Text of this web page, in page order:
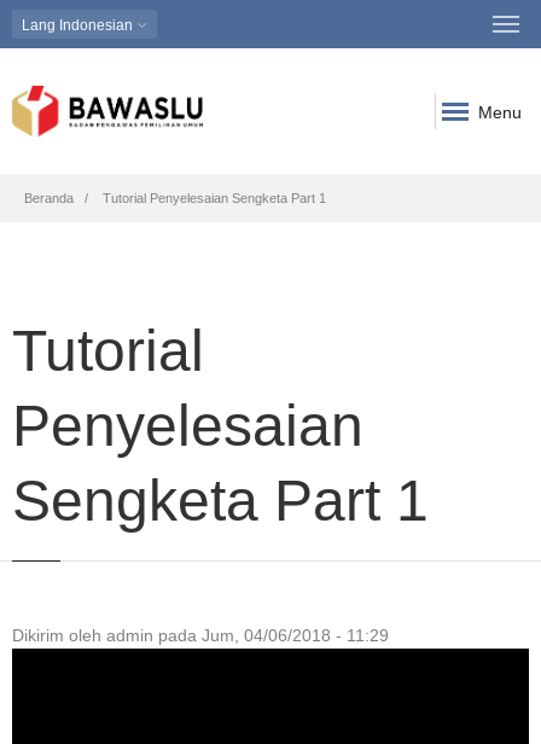
Lang Indonesian
Menu
Breadcrumb
Beranda Tutorial Penyelesaian Sengketa Part 1
Tutorial
Penyelesaian
Sengketa Part 1
Dikirim oleh admin pada Jum, 04/06/2018 - 11:29